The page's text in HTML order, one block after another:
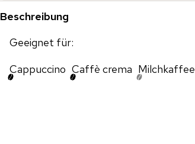
Beschreibung
Geeignet für:
Cappuccino Caffè crema Milchkaffee